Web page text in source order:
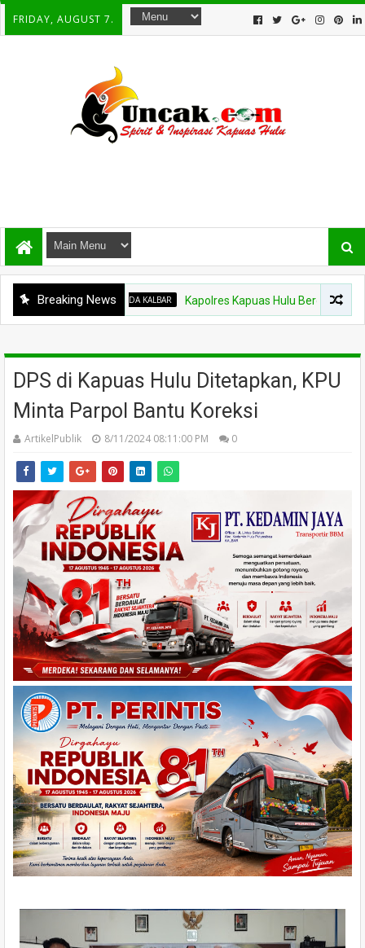
FRIDAY, AUGUST 7.
Breaking News
POLDA KALBAR Kapolres Kapuas Hulu Berganti, Kapolda
DPS di Kapuas Hulu Ditetapkan, KPU
Minta Parpol Bantu Koreksi
ArtikelPublik 8/11/2024 08:11:00 PM 0